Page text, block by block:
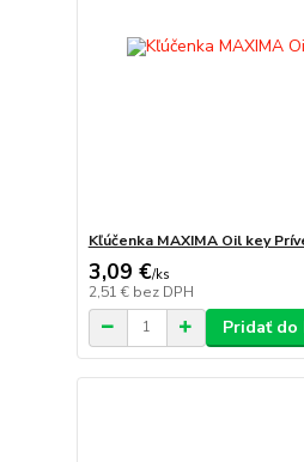
Kľúčenka MAXIMA Oil key
3,09 €/ks
2,51 € bez DPH
Pridať do